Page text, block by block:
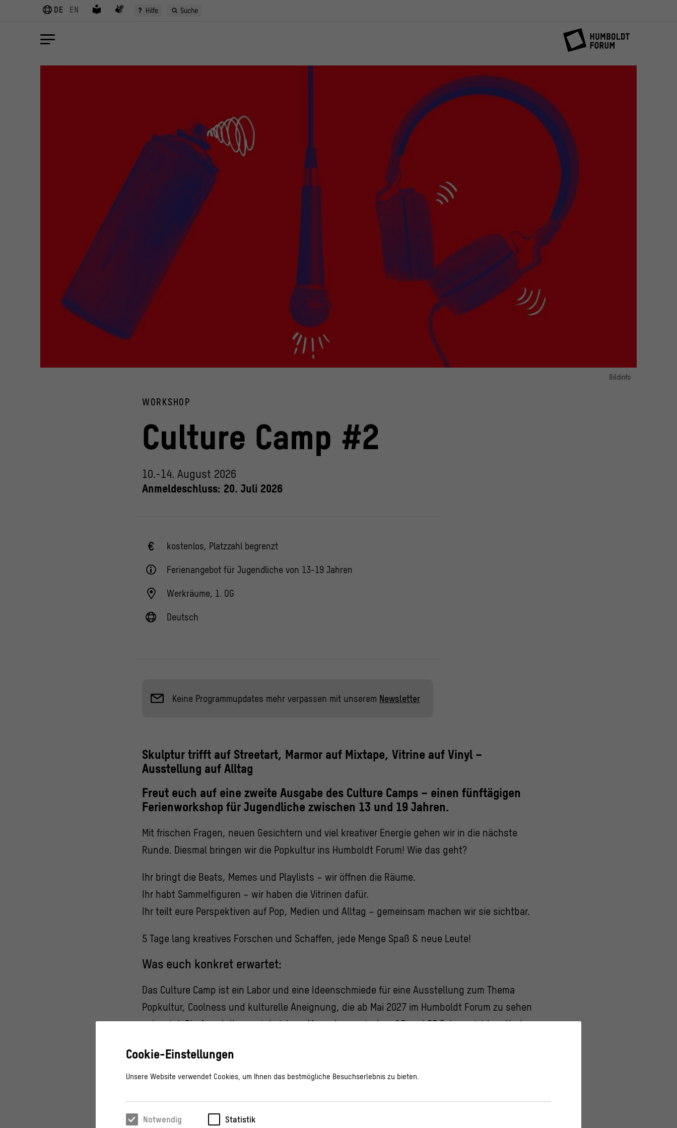
DE EN ? Hilfe Suche
Bildinfo
WORKSHOP
Culture Camp #2
10.-14. August 2026
Anmeldeschluss: 20. Juli 2026
kostenlos, Platzzahl begrenzt
Ferienangebot für Jugendliche von 13-19 Jahren
Werkräume, 1. OG
Deutsch
Keine Programmupdates mehr verpassen mit unserem Newsletter
Skulptur trifft auf Streetart, Marmor auf Mixtape, Vitrine auf Vinyl –
Ausstellung auf Alltag
Freut euch auf eine zweite Ausgabe des Culture Camps – einen fünftägigen
Ferienworkshop für Jugendliche zwischen 13 und 19 Jahren.
Mit frischen Fragen, neuen Gesichtern und viel kreativer Energie gehen wir in die nächste
Runde. Diesmal bringen wir die Popkultur ins Humboldt Forum! Wie das geht?
Ihr bringt die Beats, Memes und Playlists – wir öffnen die Räume.
Ihr habt Sammelfiguren – wir haben die Vitrinen dafür.
Ihr teilt eure Perspektiven auf Pop, Medien und Alltag – gemeinsam machen wir sie sichtbar.
5 Tage lang kreatives Forschen und Schaffen, jede Menge Spaß & neue Leute!
Was euch konkret erwartet:
Das Culture Camp ist ein Labor und eine Ideenschmiede für eine Ausstellung zum Thema
Popkultur, Coolness und kulturelle Aneignung, die ab Mai 2027 im Humboldt Forum zu sehen
sein wird. Die Ausstellung wird sich an Menschen zwischen 15 und 25 Jahren richten. Und
Ausstellungsprojekt mitten in Berlin.
Cookie-Einstellungen
Unsere Website verwendet Cookies, um Ihnen das bestmögliche Besuchserlebnis zu bieten.
Notwendig Statistik